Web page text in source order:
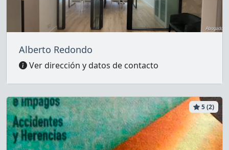
Alberto Redondo
Ver dirección y datos de contacto
5 (2)